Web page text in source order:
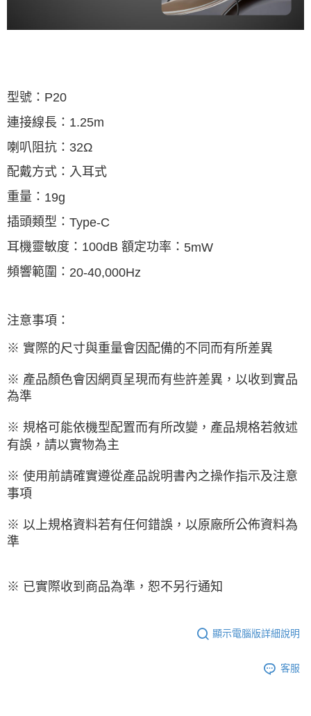
型號： P20
連接線長： 1.25m
喇叭阻抗： 32Ω
配戴方式：入耳式
重量： 19g
插頭類型： Type-C
耳機靈敏度： 100dB 額定功率： 5mW
頻響範圍： 20-40,000Hz
注意事項：
※ 實際的尺寸與重量會因配備的不同而有所差異
※ 產品顏色會因網頁呈現而有些許差異，以收到實品
為準
※ 規格可能依機型配置而有所改變，產品規格若敘述
有誤，請以實物為主
※ 使用前請確實遵從產品說明書內之操作指示及注意
事項
※ 以上規格資料若有任何錯誤，以原廠所公佈資料為
準
※ 已實際收到商品為準，恕不另行通知
顯示電腦版詳細說明
客服